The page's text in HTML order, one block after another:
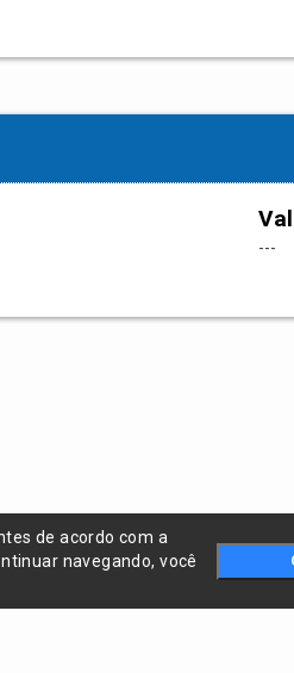
---
de acordo com a
navegando, você